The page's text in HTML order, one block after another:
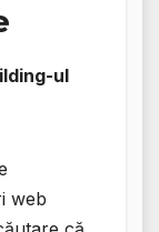
ul
web